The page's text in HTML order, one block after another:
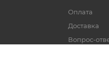
Оплата
Доставка
Вопрос-